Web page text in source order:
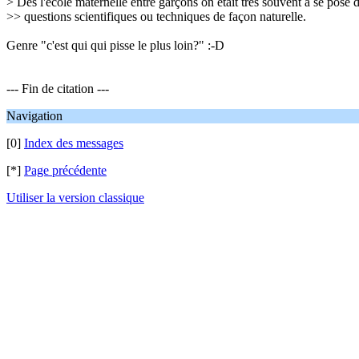
>> questions scientifiques ou techniques de façon naturelle.
Genre "c'est qui qui pisse le plus loin?" :-D
--- Fin de citation ---
Navigation
[0] Index des messages
[*] Page précédente
Utiliser la version classique